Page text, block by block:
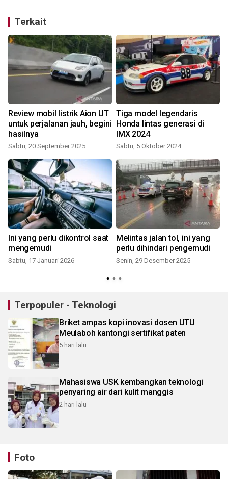
Terkait
Review mobil listrik Aion UT
untuk perjalanan jauh, begini
hasilnya
Sabtu, 20 September 2025
Tiga model legendaris
Honda lintas generasi di
IMX 2024
Sabtu, 5 Oktober 2024
Ini yang perlu dikontrol saat
mengemudi
Sabtu, 17 Januari 2026
Melintas jalan tol, ini yang
perlu dihindari pengemudi
Senin, 29 Desember 2025
Terpopuler - Teknologi
Briket ampas kopi inovasi dosen UTU
Meulaboh kantongi sertifikat paten
5 hari lalu
Mahasiswa USK kembangkan teknologi
penyaring air dari kulit manggis
2 hari lalu
Foto